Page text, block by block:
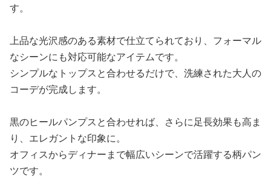
す。
上品な光沢感のある素材で仕立てられており、フォーマル
なシーンにも対応可能なアイテムです。
シンプルなトップスと合わせるだけで、洗練された大人の
コーデが完成します。
黒のヒールパンプスと合わせれば、さらに足長効果も高ま
り、エレガントな印象に。
オフィスからディナーまで幅広いシーンで活躍する柄パン
ツです。